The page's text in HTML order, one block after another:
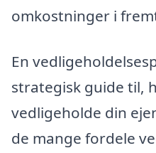
omkostninger i
En
strategisk guide til,
vedligeholde din
de mange fordele